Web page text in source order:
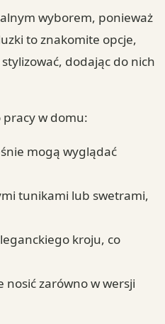
wyborem, ponieważ
to znakomite opcje,
dodając do nich
w domu:
mogą wyglądać
tunikami lub swetrami,
kroju, co
nosić zarówno w wersji